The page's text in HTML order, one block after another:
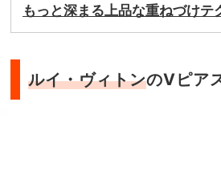
もっと深まる上品な重ねづけテ
ルイ・ヴィトンのVピア